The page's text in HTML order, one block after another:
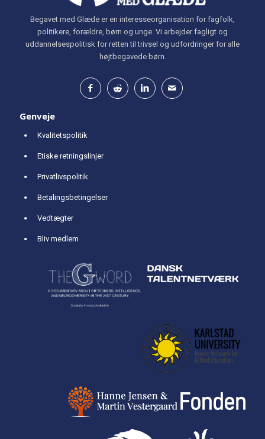
Begavet med Glæde er en interesseorganisation for fagfolk,
politikere, forældre, børn og unge. Vi arbejder fagligt og
uddannelsespolitisk for retten til trivsel og udfordringer for alle
højtbegavede børn.
Genveje
Kvalitetspolitik
Etiske retningslinjer
Privatlivspolitik
Betalingsbetingelser
Vedtægter
Bliv medlem